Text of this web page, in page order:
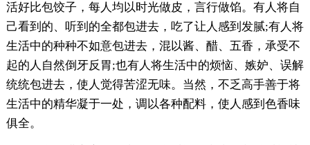
活好比包饺子，每人均以时光做皮，言行做馅。有人将自
己看到的、听到的全都包进去，吃了让人感到发腻;有人将
生活中的种种不如意包进去，混以酱、醋、五香，承受不
起的人自然倒牙反胃;也有人将生活中的烦恼、嫉妒、误解
统统包进去，使人觉得苦涩无味。当然，不乏高手善于将
生活中的精华凝于一处，调以各种配料，使人感到色香味
俱全。